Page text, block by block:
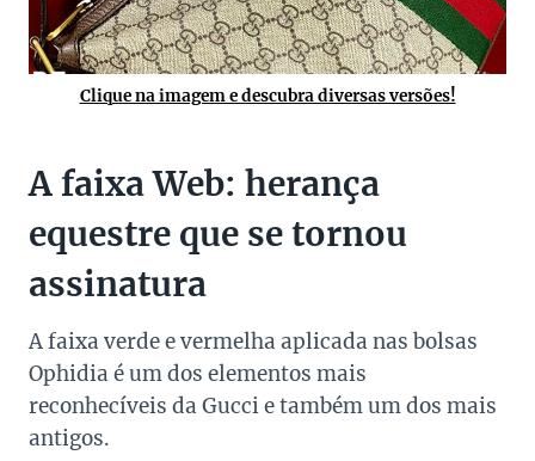
Clique na imagem e descubra diversas versões!
A faixa Web: herança
equestre que se tornou
assinatura
A faixa verde e vermelha aplicada nas bolsas
Ophidia é um dos elementos mais
reconhecíveis da Gucci e também um dos mais
antigos.